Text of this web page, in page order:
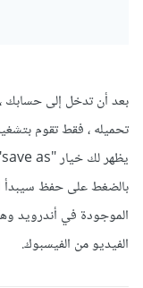
بعد أن تدخل إلى حسابك
تحميله ، فقط تقوم
يظهر لك خيار "save as" أي حفظه على جهازك.
بالضغط على حفظ سيبدأ
الموجودة في أندرويد
الفيديو من الفيسبوك.